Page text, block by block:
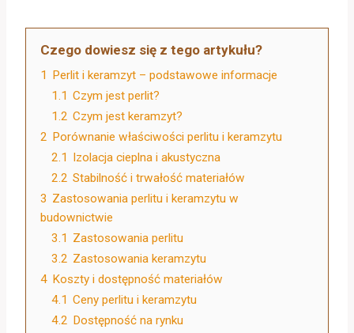
Czego dowiesz się z tego artykułu?
1 Perlit i keramzyt – podstawowe informacje
1.1 Czym jest perlit?
1.2 Czym jest keramzyt?
2 Porównanie właściwości perlitu i keramzytu
2.1 Izolacja cieplna i akustyczna
2.2 Stabilność i trwałość materiałów
3 Zastosowania perlitu i keramzytu w
budownictwie
3.1 Zastosowania perlitu
3.2 Zastosowania keramzytu
4 Koszty i dostępność materiałów
4.1 Ceny perlitu i keramzytu
4.2 Dostępność na rynku